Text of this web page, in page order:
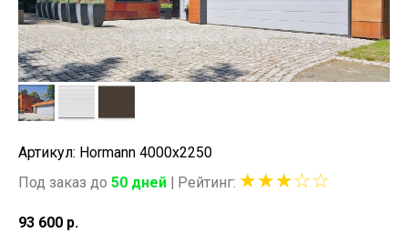
Артикул: Hormann 4000x2250
Под заказ до 50 дней | Рейтинг: ★★★☆☆
93 600 р.